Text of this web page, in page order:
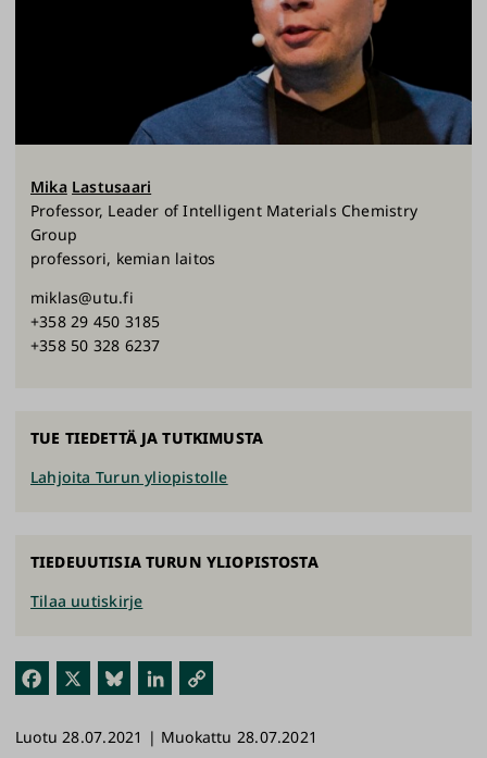
Fac
ok
Blu
y
Link
n
link
Mika Lastusaari
Professor, Leader of Intelligent Materials Chemistry
Group
professori, kemian laitos
miklas@utu.fi
+358 29 450 3185
+358 50 328 6237
TUE TIEDETTÄ JA TUTKIMUSTA
Lahjoita Turun yliopistolle
TIEDEUUTISIA TURUN YLIOPISTOSTA
Tilaa uutiskirje
Luotu 28.07.2021 | Muokattu 28.07.2021